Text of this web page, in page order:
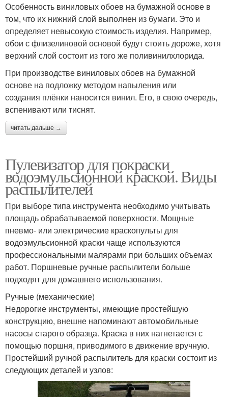
Особенность виниловых обоев на бумажной основе в
том, что их нижний слой выполнен из бумаги. Это и
определяет невысокую стоимость изделия. Например,
обои с флизелиновой основой будут стоить дороже, хотя
верхний слой состоит из того же поливинилхлорида.
При производстве виниловых обоев на бумажной
основе на подложку методом напыления или
создания плёнки наносится винил. Его, в свою очередь,
вспенивают или тиснят.
читать дальше →
Пулевизатор для покраски
водоэмульсионной краской. Виды
распылителей
При выборе типа инструмента необходимо учитывать
площадь обрабатываемой поверхности. Мощные
пневмо- или электрические краскопульты для
водоэмульсионной краски чаще используются
профессиональными малярами при больших объемах
работ. Поршневые ручные распылители больше
подходят для домашнего использования.
Ручные (механические)
Недорогие инструменты, имеющие простейшую
конструкцию, внешне напоминают автомобильные
насосы старого образца. Краска в них нагнетается с
помощью поршня, приводимого в движение вручную.
Простейший ручной распылитель для краски состоит из
следующих деталей и узлов: